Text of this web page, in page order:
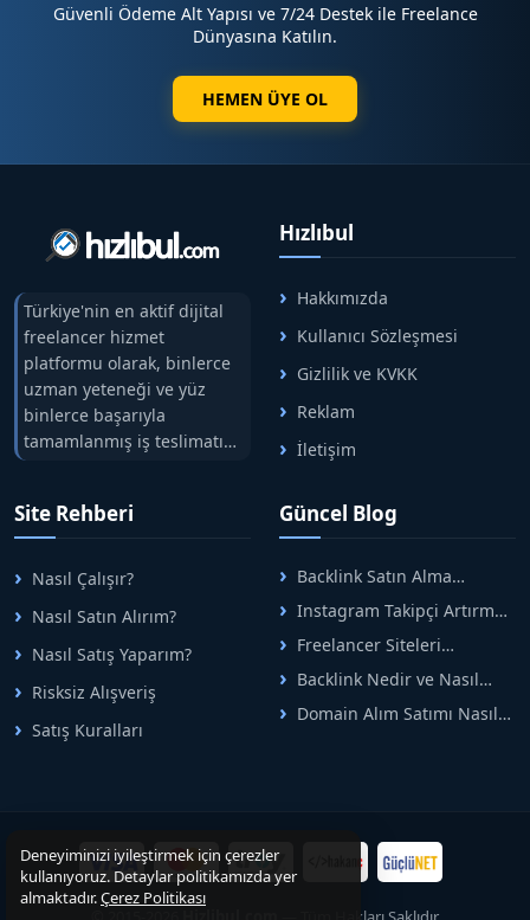
Güvenli Ödeme Alt Yapısı ve 7/24 Destek ile Freelance
Dünyasına Katılın.
HEMEN ÜYE OL
Türkiye'nin en aktif dijital
freelancer hizmet
platformu olarak, binlerce
uzman yeteneği ve yüz
binlerce başarıyla
tamamlanmış iş teslimatını
tek çatıda buluşturuyoruz.
arasındaki süreci risksiz
alışveriş sistemi ile koruyan
ticaretin güvenli
adreslerinden birisidir.
Hızlıbul
Hakkımızda
Kullanıcı Sözleşmesi
Gizlilik ve KVKK
Reklam
İletişim
Site Rehberi
Nasıl Çalışır?
Nasıl Satın Alırım?
Nasıl Satış Yaparım?
Risksiz Alışveriş
Satış Kuralları
Güncel Blog
Backlink Satın Alma
Doğru Adımlar
Instagram Takipçi Artırma
Rehberi
Freelancer Siteleri
Yapılır
Backlink Nedir ve Nasıl
Domain Alım Satımı Nasıl
Deneyiminizi iyileştirmek için çerezler
kullanıyoruz. Detaylar politikamızda yer
almaktadır.Çerez Politikası